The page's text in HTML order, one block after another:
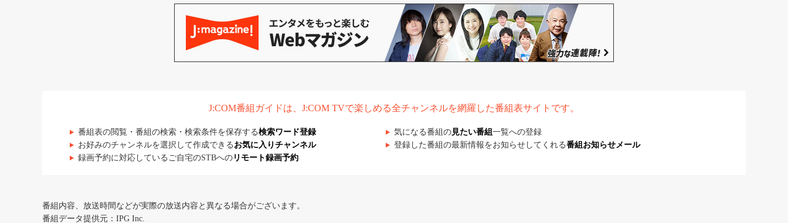
J:COM番組ガイドは、J:COM TVで楽しめる全チャンネルを網羅した番組表サイトです。
番組表の閲覧・番組の検索・検索条件を保存する検索ワード登録 気になる番組の見たい番組 一覧への登録
お好みのチャンネルを選択して作成できる お気に入りチャンネル 登録した番組の最新情報をお知らせしてくれる番組お知らせメール
録画予約に対応しているご自宅のSTBへの リモート録画予約
番組内容、放送時間などが実際の放送内容と異なる場合がございます。
番組データ提供元：IPG Inc.